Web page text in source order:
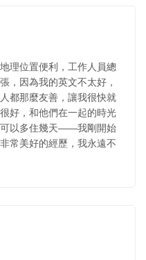
理位置便利，工作人員總
，因為我的英文不太好，
都那麼友善，讓我很快就
好，和他們在一起的時光
可以多住幾天——我剛開始
常美好的經歷，我永遠不